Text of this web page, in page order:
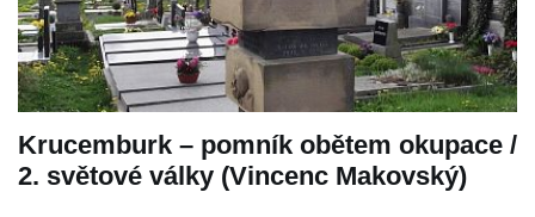
Krucemburk – pomník obětem okupace /
2. světové války (Vincenc Makovský)